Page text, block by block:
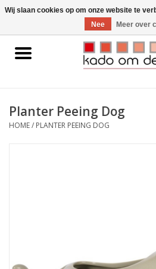
Home
Gadgets
Planter Peeing Dog
HOME/ PLANTER PEEING DOG
Wij slaan cookies op om onze website te
Nee
Meer over